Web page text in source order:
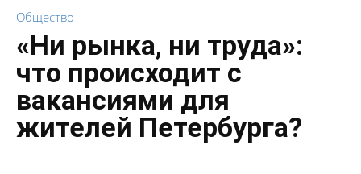
Общество
«Ни рынка, ни труда»:
что происходит с
вакансиями для
жителей Петербурга?